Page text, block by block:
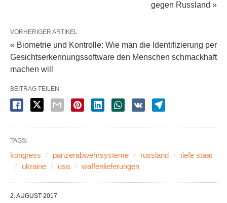
gegen Russland »
VORHERIGER ARTIKEL
« Biometrie und Kontrolle: Wie man die Identifizierung per
Gesichtserkennungssoftware den Menschen schmackhaft
machen will
BEITRAG TEILEN
TAGS:
kongress panzerabwehrsysteme russland
tiefe staat
ukraine
usa waffenlieferungen
2. AUGUST 2017